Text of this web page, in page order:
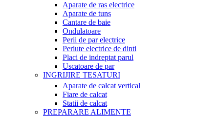
Aparate de ras electrice
Aparate de tuns
Cantare de baie
Ondulatoare
Perii de par electrice
Periute electrice de dinti
Placi de indreptat parul
Uscatoare de par
INGRIJIRE TESATURI
Aparate de calcat vertical
Fiare de calcat
Statii de calcat
PREPARARE ALIMENTE